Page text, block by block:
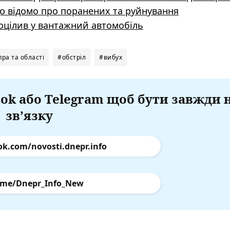
відомо про поранених та руйнування
у вантажний автомобіль
та області #обстріл #вибух
або Telegram щоб бути завжди
зв’язку
novosti.dnepr.info
Dnepr_Info_New